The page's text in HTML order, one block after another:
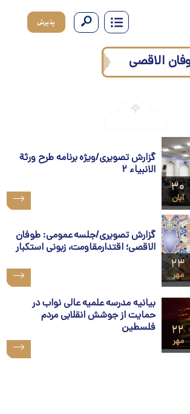
گزارش تصویری/ویژه برنامه طرح ورثة
الانبیاء ۲
گزارش تصویری/جلسه عمومی: طوفان
الاقصی؛ اقتدارمقاومت، زبونی استکبار
بیانیه مدرسه علمیه عالی نواب در
حمایت از جوشش انقلابی مردم
فلسطین